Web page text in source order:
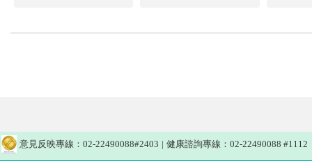
意見反映專線：02-22490088#2403 | 健康諮詢專線：02-22490088 #1112